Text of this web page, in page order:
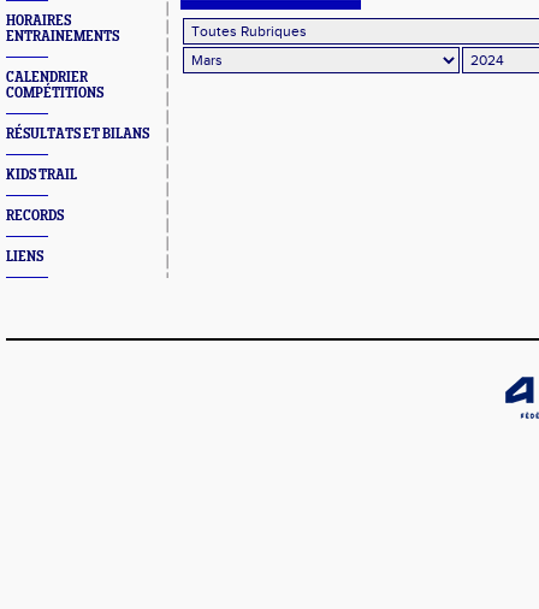
HORAIRES
ENTRAINEMENTS
CALENDRIER
COMPÉTITIONS
RÉSULTATS ET BILANS
KIDS TRAIL
RECORDS
LIENS